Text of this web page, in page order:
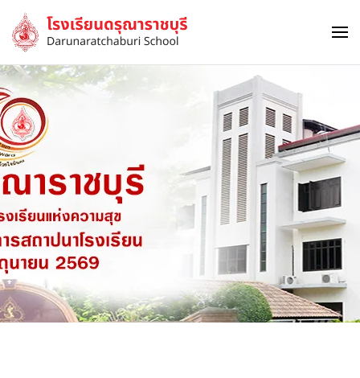
Skip to main content